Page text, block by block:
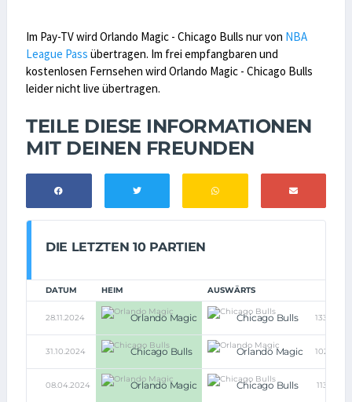
Im Pay-TV wird Orlando Magic - Chicago Bulls nur von NBA
League Pass übertragen. Im frei empfangbaren und
kostenlosen Fernsehen wird Orlando Magic - Chicago Bulls
leider nicht live übertragen.
TEILE DIESE INFORMATIONEN
MIT DEINEN FREUNDEN
DIE LETZTEN 10 PARTIEN
DATUM HEIM AUSWÄRTS
28.11.2024 Orlando Magic Chicago Bulls 133:119
31.10.2024 Chicago Bulls Orlando Magic 102:99
08.04.2024 Orlando Magic Chicago Bulls 113:98